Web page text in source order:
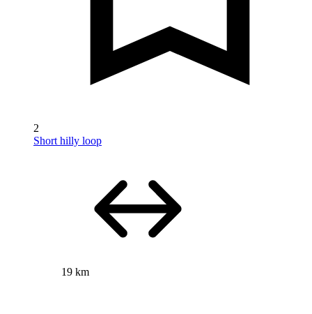
2
Short hilly loop
19 km